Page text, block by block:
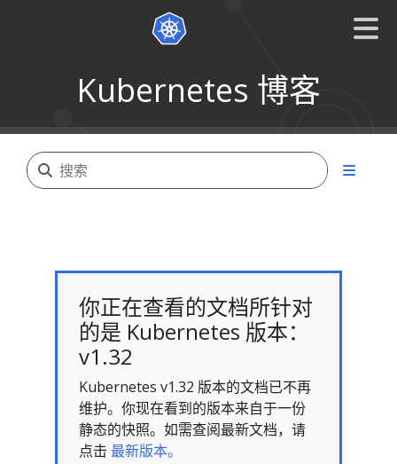
Kubernetes 博客
你正在查看的文档所针对
的是 Kubernetes 版本：
v1.32
Kubernetes v1.32 版本的文档已不再
维护。你现在看到的版本来自于一份
静态的快照。如需查阅最新文档，请
点击 最新版本。